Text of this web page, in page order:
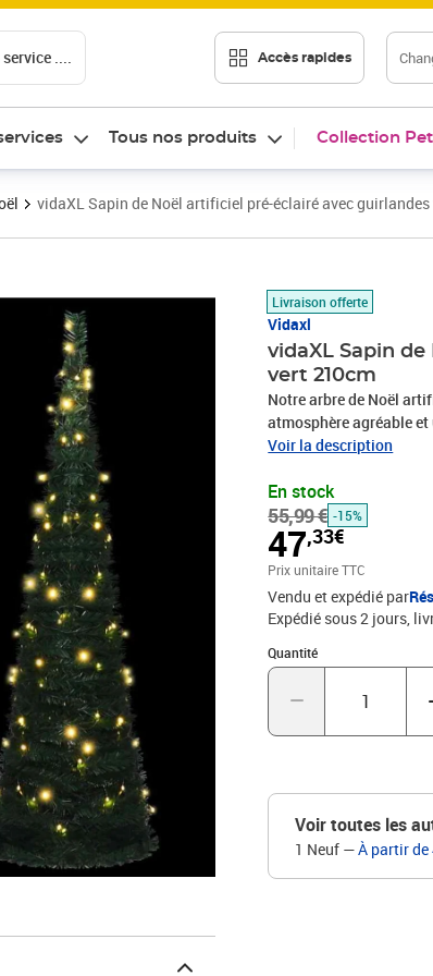
.... Accès rapides
Tous nos produits Collection
vidaXL Sapin de Noël artificiel pré-éclairé avec
Livraison offerte
Vidaxl
vidaXL Sapin
vert 210cm
Notre arbre de Noël
atmosphère agréable
matériau PVC, est léger
choix très économique
l'intérieur ainsi qu'à
connecteur USB, mais
incluse.Couleur :
cmAvec 200
secondesInterface
est requis
Voir la description
En stock
55,99 €
Prix barré 55,99 €
-15%
47,33€
Prix 47,33€
Prix unitaire TTC
Vendu et expédié par
Expédié sous 2 jours
Quantité
Quantité : 1
Voir toutes les
1 Neuf —À partir de